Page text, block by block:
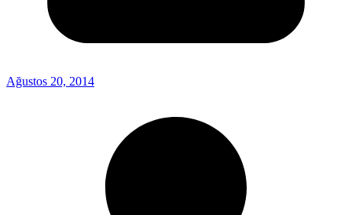
Ağustos 20, 2014